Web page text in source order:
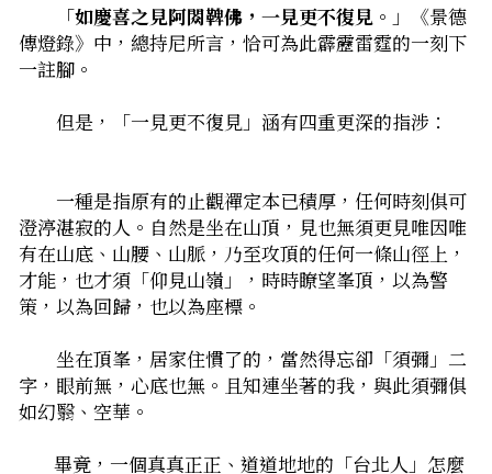
「如慶喜之見阿閦鞞佛，一見更不復見。 」《景德
傳燈錄》中，總持尼所言，恰可為此霹靂雷霆的一刻下
一註腳。
但是，「一見更不復見」涵有四重更深的指涉：
一種是指原有的止觀禪定本已積厚，任何時刻俱可
澄渟湛寂的人。自然是坐在山頂，見也無須更見――唯因唯
有在山底、山腰、山脈，乃至攻頂的任何一條山徑上，
才能，也才須「仰見山嶺」，時時瞭望峯頂，以為警
策，以為回歸，也以為座標。
坐在頂峯，居家住慣了的，當然得忘卻「須彌」二
字，眼前無，心底也無。且知連坐著的我，與此須彌俱
如幻翳、空華。